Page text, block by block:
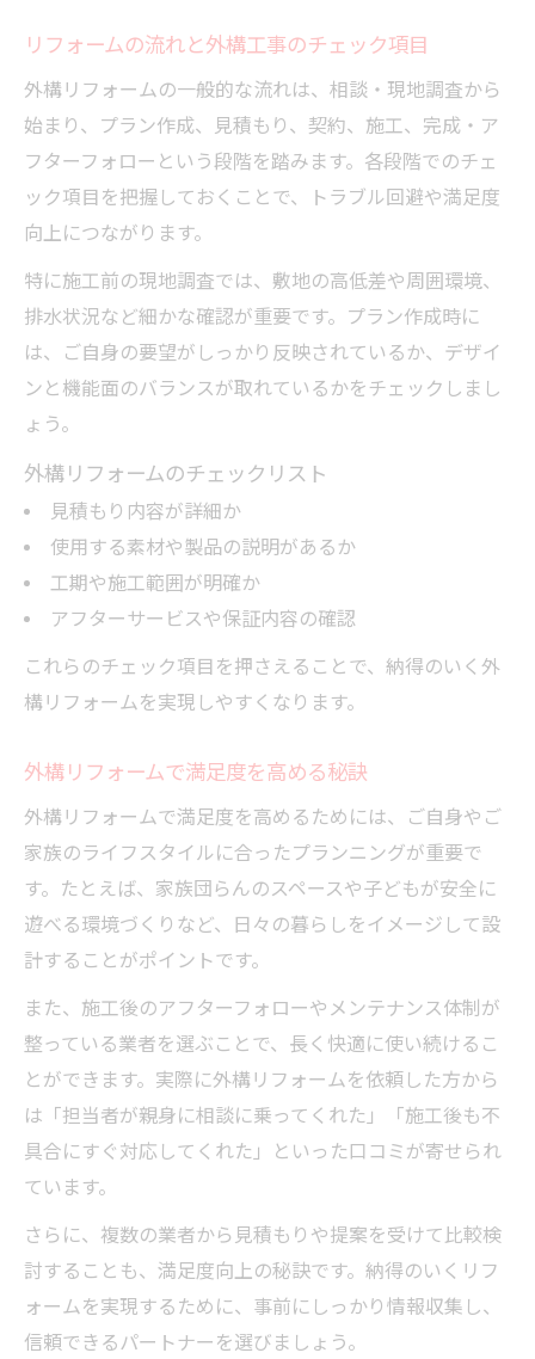
リフォームの流れと外構工事のチェック項目
外構リフォームの一般的な流れは、相談・現地調査から
始まり、プラン作成、見積もり、契約、施工、完成・ア
フターフォローという段階を踏みます。各段階でのチェ
ック項目を把握しておくことで、トラブル回避や満足度
向上につながります。
特に施工前の現地調査では、敷地の高低差や周囲環境、
排水状況など細かな確認が重要です。プラン作成時に
は、ご自身の要望がしっかり反映されているか、デザイ
ンと機能面のバランスが取れているかをチェックしまし
ょう。
外構リフォームのチェックリスト
見積もり内容が詳細か
使用する素材や製品の説明があるか
工期や施工範囲が明確か
アフターサービスや保証内容の確認
これらのチェック項目を押さえることで、納得のいく外
構リフォームを実現しやすくなります。
外構リフォームで満足度を高める秘訣
外構リフォームで満足度を高めるためには、ご自身やご
家族のライフスタイルに合ったプランニングが重要で
す。たとえば、家族団らんのスペースや子どもが安全に
遊べる環境づくりなど、日々の暮らしをイメージして設
計することがポイントです。
また、施工後のアフターフォローやメンテナンス体制が
整っている業者を選ぶことで、長く快適に使い続けるこ
とができます。実際に外構リフォームを依頼した方から
は「担当者が親身に相談に乗ってくれた」「施工後も不
具合にすぐ対応してくれた」といった口コミが寄せられ
ています。
さらに、複数の業者から見積もりや提案を受けて比較検
討することも、満足度向上の秘訣です。納得のいくリフ
ォームを実現するために、事前にしっかり情報収集し、
信頼できるパートナーを選びましょう。